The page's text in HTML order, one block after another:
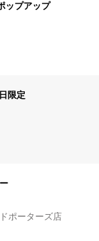
ップアップ
限定
ポーターズ店